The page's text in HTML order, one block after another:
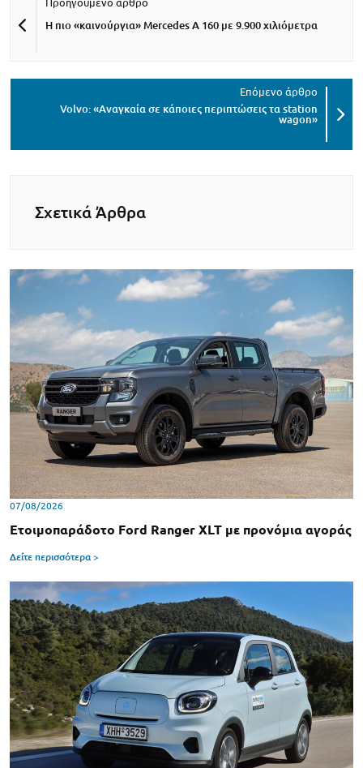
Η πιο «καινούργια» Mercedes A 160 με 9.900 χιλιόμετρα
Volvo: «Αναγκαία σε κάποιες περιπτώσεις τα station
wagon»
Σχετικά Άρθρα
07/08/2026
Ετοιμοπαράδοτο Ford Ranger XLT με προνόμια αγοράς
Δείτε περισσότερα >